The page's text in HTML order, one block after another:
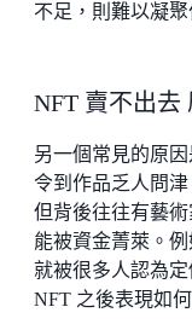
不足，則難以凝
NFT 賣不出去
另一個常見的原
令到作品乏人問
但背後往往有藝
能被資金菁萊。
就被很多人認為
NFT 之後表現如